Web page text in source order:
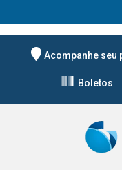
Acompanhe seu
Boletos